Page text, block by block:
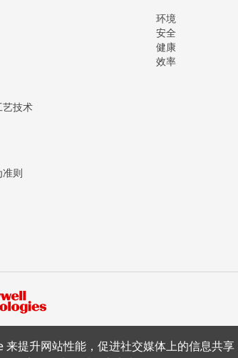
来提升网站性能，促进社交媒体上的信息共
艺技术
则
环境
安全
健康
效率
韦尔（中国）有限公司